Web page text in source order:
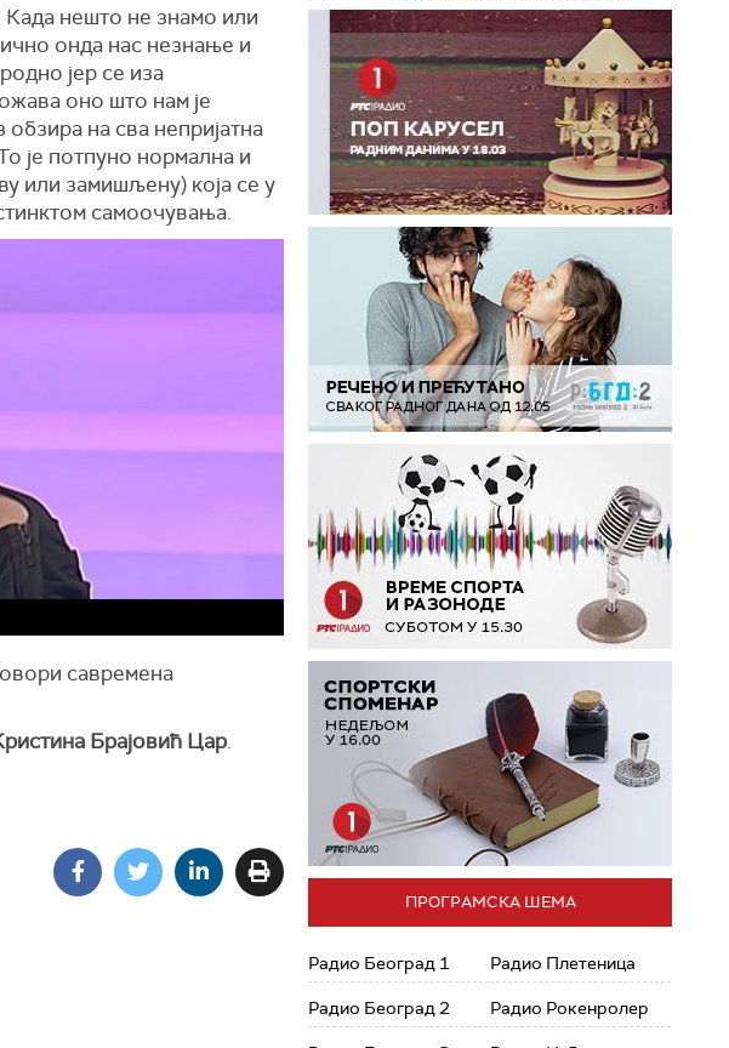
Када нешто не знамо или
онда нас незнање и
јер се иза
оно што нам је
на сва непријатна
је потпуно нормална и
или замишљену) која се у
самоочувања.
савремена
Брајовић Цар.
ПРОГРАМСКА ШЕМА
Радио Београд 1
Радио Београд 2
Радио Плетеница
Радио Рокенролер